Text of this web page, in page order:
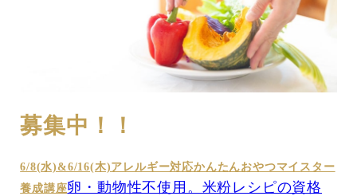
募集中！！
6/8(水)&6/16(木)アレルギー対応かんたんおやつマイスター
養成講座卵・動物性不使用。米粉レシピの資格